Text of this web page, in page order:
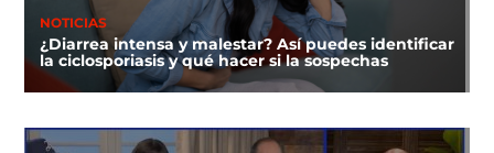
NOTICIAS
¿Diarrea intensa y malestar? Así puedes identificar
la ciclosporiasis y qué hacer si la sospechas